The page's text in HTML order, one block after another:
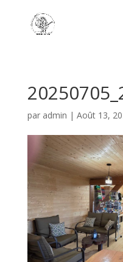
par admin | Août 13,